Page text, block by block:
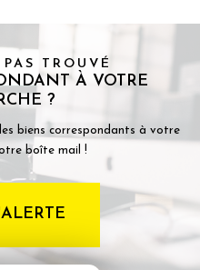
TROUVÉ
À VOTRE
?
biens correspondants à votre
boîte mail !